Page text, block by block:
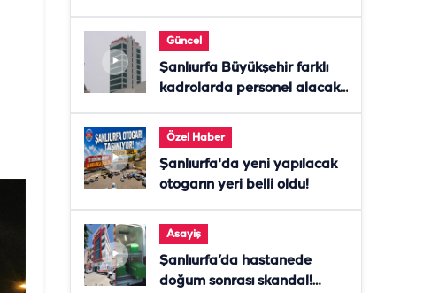
Güncel
Şanlıurfa Büyükşehir farklı
kadrolarda personel alacak!
Özel Haber
Şanlıurfa'da yeni yapılacak
otogarın yeri belli oldu!
Asayiş
Şanlıurfa’da hastanede
doğum sonrası skandal!